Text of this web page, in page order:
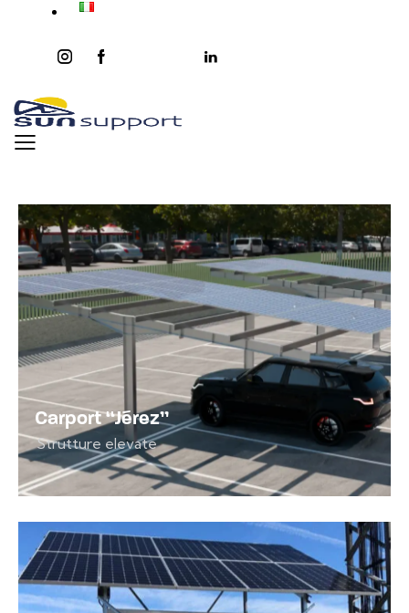
instagramfacebook-
youtube2
linkedin
Carport “Jérez”
Strutture elevate